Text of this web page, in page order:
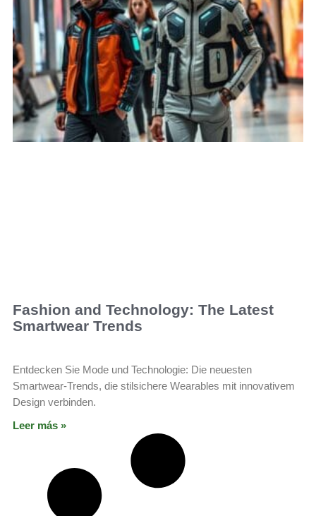
Fashion and Technology: The Latest
Smartwear Trends
Entdecken Sie Mode und Technologie: Die neuesten
Smartwear-Trends, die stilsichere Wearables mit innovativem
Design verbinden.
Leer más »